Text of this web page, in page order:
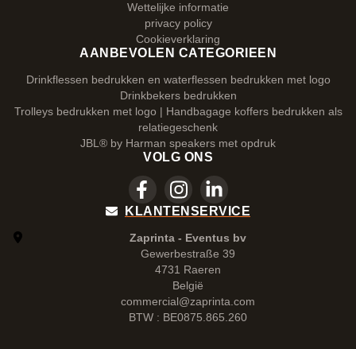
Wettelijke informatie
privacy policy
Cookieverklaring
AANBEVOLEN CATEGORIEEN
Drinkflessen bedrukken en waterflessen bedrukken met logo
Drinkbekers bedrukken
Trolleys bedrukken met logo | Handbagage koffers bedrukken als
relatiegeschenk
JBL® by Harman speakers met opdruk
VOLG ONS
KLANTENSERVICE
Zaprinta - Eventus bv
Gewerbestraße 39
4731 Raeren
België
commercial@zaprinta.com
BTW : BE0875.865.260